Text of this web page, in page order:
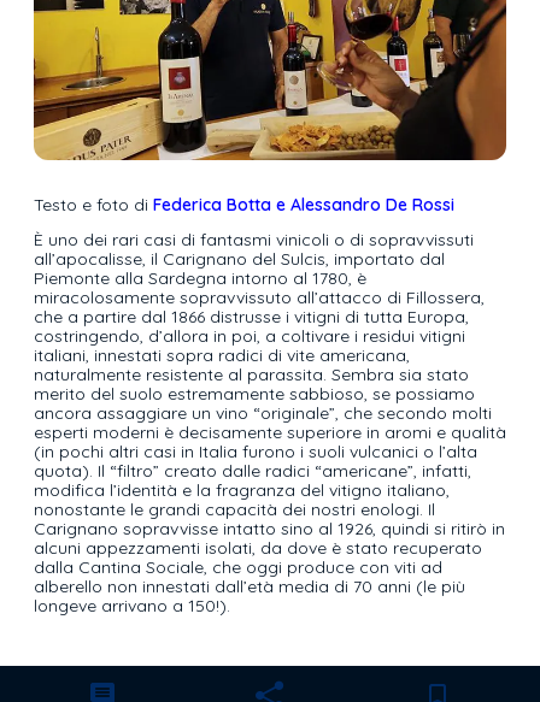
Testo e foto di Federica Botta e Alessandro De Rossi
È uno dei rari casi di fantasmi vinicoli o di sopravvissuti
all’apocalisse, il Carignano del Sulcis, importato dal
Piemonte alla Sardegna intorno al 1780, è
miracolosamente sopravvissuto all’attacco di Fillossera,
che a partire dal 1866 distrusse i vitigni di tutta Europa,
costringendo, d’allora in poi, a coltivare i residui vitigni
italiani, innestati sopra radici di vite americana,
naturalmente resistente al parassita. Sembra sia stato
merito del suolo estremamente sabbioso, se possiamo
ancora assaggiare un vino “originale”, che secondo molti
esperti moderni è decisamente superiore in aromi e qualità
(in pochi altri casi in Italia furono i suoli vulcanici o l’alta
quota). Il “filtro” creato dalle radici “americane”, infatti,
modifica l’identità e la fragranza del vitigno italiano,
nonostante le grandi capacità dei nostri enologi. Il
Carignano sopravvisse intatto sino al 1926, quindi si ritirò in
alcuni appezzamenti isolati, da dove è stato recuperato
dalla Cantina Sociale, che oggi produce con viti ad
alberello non innestati dall’età media di 70 anni (le più
longeve arrivano a 150!).